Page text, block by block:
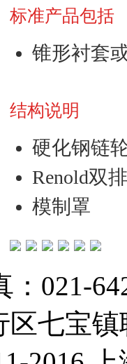
标准产品包括
锥形衬套
结构说明
硬化钢链
Renold双
模制罩
021-
七宝镇